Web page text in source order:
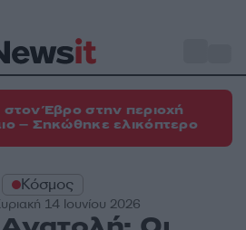
Έβρο στην περιοχή
– Σηκώθηκε ελικόπτερο
Κόσμος
14 Ιουνίου 2026